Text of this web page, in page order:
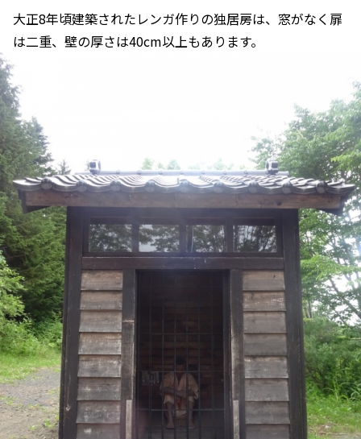
大正8年頃建築されたレンガ作りの独居房は、窓がなく扉
は二重、壁の厚さは40cm以上もあります。